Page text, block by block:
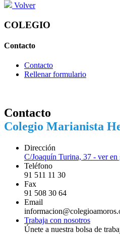
Volver
COLEGIO
Contacto
Contacto
Rellenar formulario
Contacto
Colegio Marianista
Dirección
C/Joaquín Turina, 37 - ver en
Teléfono
91 511 11 30
Fax
91 508 30 64
Email
Trabaja con nosotros
Únete a nuestra bolsa de